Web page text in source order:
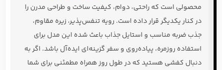
محصولی است که راحتی، دوام، کیفیت ساخت و طراحی مدرن را
در کنار یکدیگر قرار داده است. رویه تنفس‌پذیر، زیره مقاوم،
جذب ضربه مناسب و استایل جذاب باعث شده این مدل برای
استفاده روزمره، پیاده‌روی و سفر گزینه‌ای ایده‌آل باشد. اگر به
دنبال کفشی هستید که در طول روز همراه مطمئنی برای شما